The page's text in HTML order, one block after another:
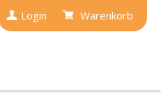
Login Warenkorb